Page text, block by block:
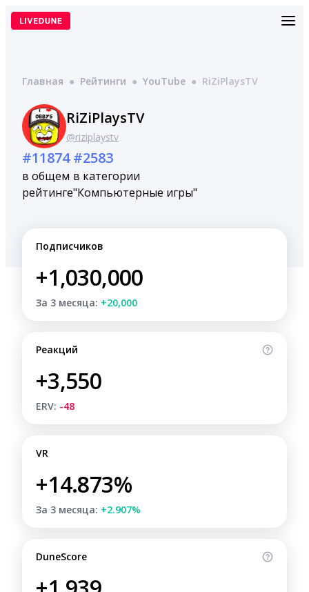
Перейти
Главная ● Рейтинги ● YouTube ● RiZiPlaysTV
RiZiPlaysTV
@riziplaystv
#11874
в общем
рейтинге
#2583
в категории
"Компьютерные игры"
Подписчиков
+1,030,000
За 3 месяца: +20,000
Реакций
+3,550
ERV: -48
VR
+14.873%
За 3 месяца: +2.907%
DuneScore